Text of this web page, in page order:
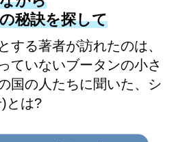
秘訣を探して
する著者が訪れたのは、
ていないブータンの小さ
国の人たちに聞いた、シ
とは?